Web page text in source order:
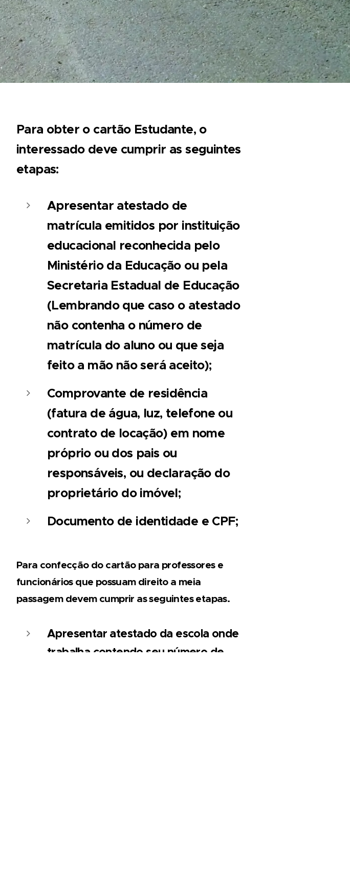
Para obter o cartão Estudante, o
interessado deve cumprir as seguintes
etapas:
Apresentar atestado de
matrícula emitidos por instituição
educacional reconhecida pelo
Ministério da Educação ou pela
Secretaria Estadual de Educação
(Lembrando que caso o atestado
não contenha o número de
matrícula do aluno ou que seja
feito a mão não será aceito);
Comprovante de residência
(fatura de água, luz, telefone ou
contrato de locação) em nome
próprio ou dos pais ou
responsáveis, ou declaração do
proprietário do imóvel;
Documento de identidade e CPF;
Para confecção do cartão para professores e
funcionários que possuam direito a meia
passagem devem cumprir as seguintes etapas.
Apresentar atestado da escola onde
trabalha contendo seu número de